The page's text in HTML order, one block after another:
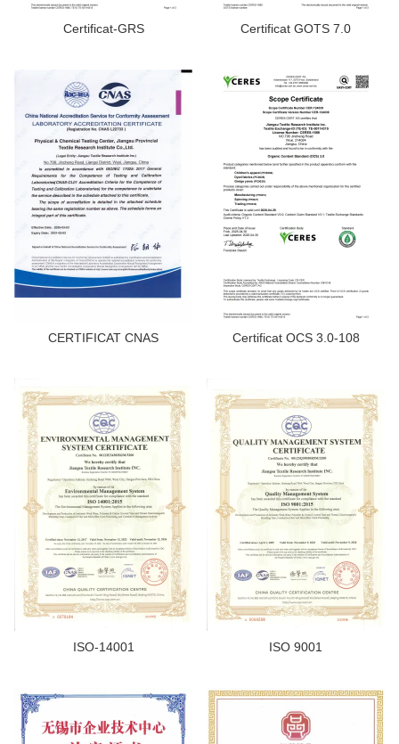
CONTACTEZ NOUS
Certificat-GRS Certificat GOTS 7.0
CERTIFICAT CNAS Certificat OCS 3.0-108
ISO-14001 ISO 9001